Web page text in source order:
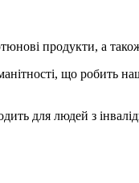
продукти, а
що робить
для людей з